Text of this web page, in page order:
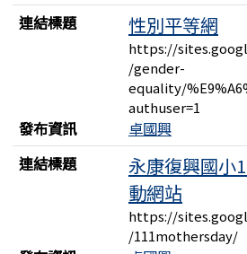
連結標題
性別平等網
https://
/gender-
equality/
authuser=1
發布資訊
卓國興
連結標題
永康復興國小
動網站
https://
/111mothersday/